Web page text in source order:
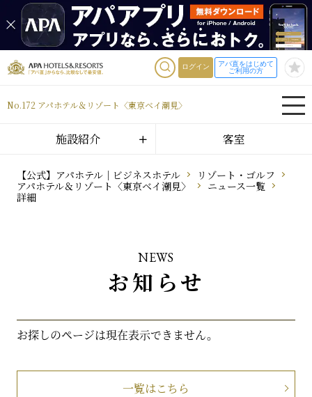
ログイン
アパ直をはじめて
ご利用の方
No.172 アパホテル＆リゾート〈東京ベイ潮見〉
施設紹介 客室
【公式】アパホテル｜ビジネスホテル
リゾート・ゴルフ
アパホテル＆リゾート〈東京ベイ潮見〉
ニュース一覧
詳細
NEWS
お知らせ
お探しのページは現在表示できません。
一覧はこちら